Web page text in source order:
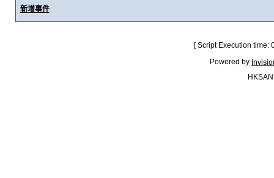
新增事件
[ Script Execution
Powered by